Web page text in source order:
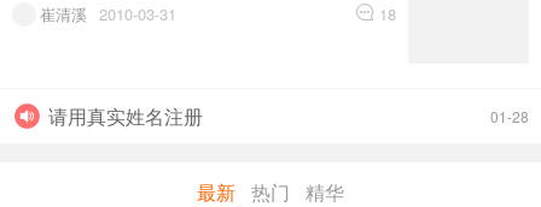
18
崔清溪 2010-03-31
01-28
请用真实姓名注册
最新 热门 精华